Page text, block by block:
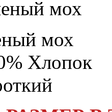
мох
мох
Хлопок